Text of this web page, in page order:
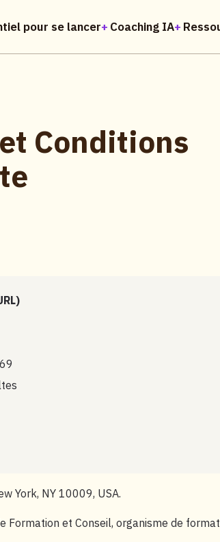
pour se lancer Coaching IA
Conditions
York, NY 10009, USA.
et Conseil, organisme de